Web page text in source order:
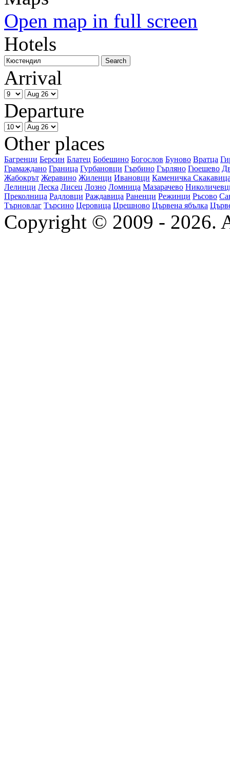
Open map in full screen
Hotels
Arrival
Departure
Other places
Багренци Берсин Блатец Бобешино Богослов Буново Вратца
Грамаждано Граница Гурбановци Гърбино Гърляно Гюешево
Жабокрът Жеравино Жиленци Ивановци Каменичка
Лелинци Леска Лисец Лозно Ломница Мазарачево
Преколница Радловци Раждавица Раненци Режинци Ръсово
Търновлаг Търсино Церовица Црешново Цървена ябълка
Copyright © 2009 - 2026.